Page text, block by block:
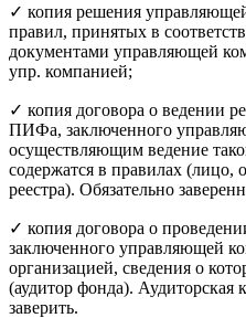
✓ копия решения
правил, принятых в
документами управляющей
упр. компанией;
✓ копия договора о ведении
ПИФа, заключенного
осуществляющим ведение
содержатся в правилах (лицо,
реестра). Обязательно
✓ копия договора о
заключенного управляющей
организацией, сведения о
(аудитор фонда). Аудиторская
заверить.